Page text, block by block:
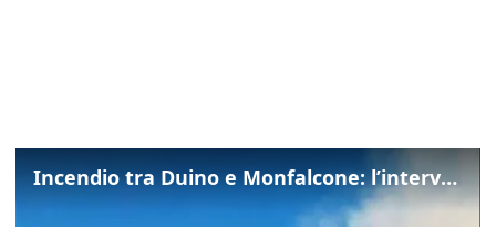
Incendio tra Duino e Monfalcone: l’intervento dei vigili del fuoco